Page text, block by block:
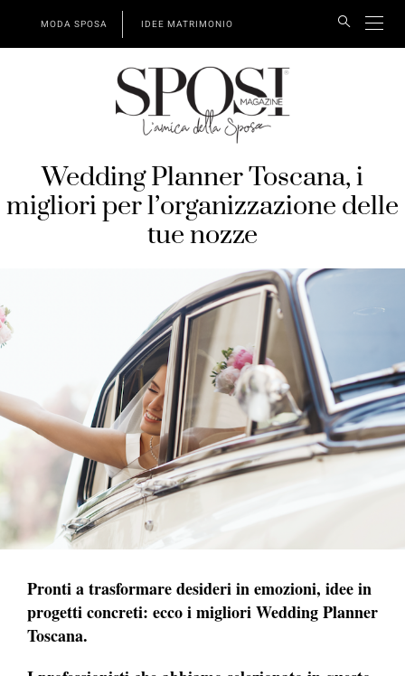
MODA SPOSA IDEE MATRIMONIO
Wedding Planner Toscana, i
migliori per l’organizzazione delle
tue nozze
Pronti a trasformare desideri in emozioni, idee in
progetti concreti: ecco i migliori Wedding Planner
Toscana.